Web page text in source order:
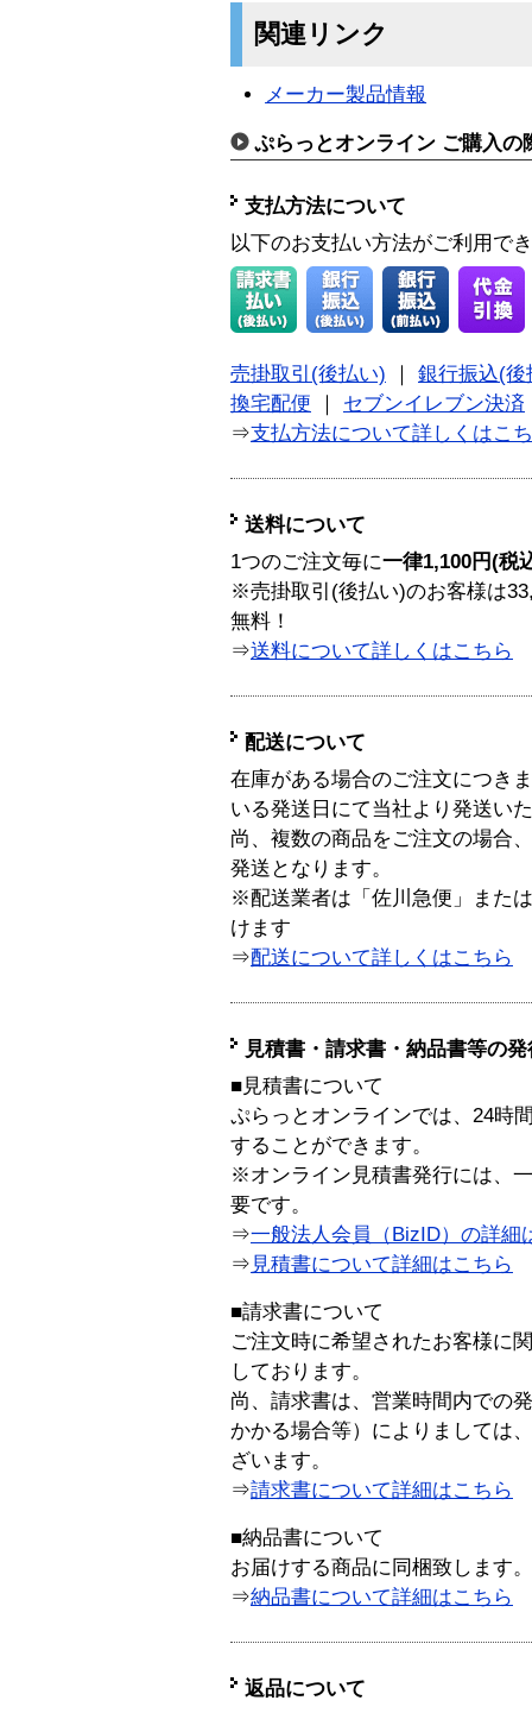
関連リンク
メーカー製品情報
ぷらっとオンライン ご購入の
支払方法について
以下のお支払い方法がご利用で
売掛取引(後払い)
銀行振込(後
換宅配便
セブンイレブン決済
⇒支払方法について詳しくはこ
送料について
1つのご注文毎に一律1,100円(税
※売掛取引(後払い)のお客様は
無料！
⇒送料について詳しくはこちら
配送について
在庫がある場合のご注文につき
いる発送日にて当社より発送い
尚、複数の商品をご注文の場合
発送となります。
※配送業者は「佐川急便」また
けます
⇒配送について詳しくはこちら
見積書・請求書・納品書等の
■見積書について
ぷらっとオンラインでは、24時
することができます。
※オンライン見積書発行には、
要です。
⇒一般法人会員（BizID）の詳細
⇒ 見積書について詳細はこちら
■請求書について
ご注文時に希望されたお客様に
しております。
尚、請求書は、営業時間内での
かかる場合等）によりましては
ざいます。
⇒請求書について詳細はこちら
■納品書について
お届けする商品に同梱致します。
⇒納品書について詳細はこちら
返品について